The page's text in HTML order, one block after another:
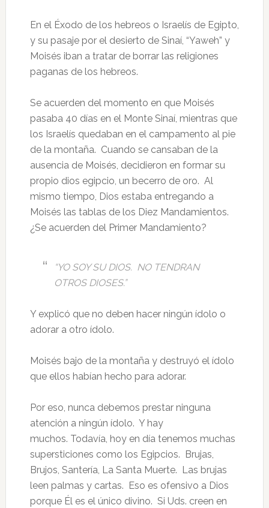
En el Éxodo de los hebreos o Israelís de Egipto,
y su pasaje por el desierto de Sinaí, “Yaweh” y
Moisés iban a tratar de borrar las religiones
paganas de los hebreos.
Se acuerden del momento en que Moisés
pasaba 40 días en el Monte Sinaí, mientras que
los Israelís quedaban en el campamento al pie
de la montaña. Cuando se cansaban de la
ausencia de Moisés, decidieron en formar su
propio dios egipcio, un becerro de oro. Al
mismo tiempo, Dios estaba entregando a
Moisés las tablas de los Diez Mandamientos.
¿Se acuerden del Primer Mandamiento?
“YO SOY SU DIOS. NO TENDRAN
OTROS DIOSES.”
Y explicó que no deben hacer ningún ídolo o
adorar a otro ídolo.
Moisés bajo de la montaña y destruyó el ídolo
que ellos habían hecho para adorar.
Por eso, nunca debemos prestar ninguna
atención a ningún ídolo. Y hay
muchos. Todavía, hoy en día tenemos muchas
supersticiones como los Egipcios. Brujas,
Brujos, Santería, La Santa Muerte. Las brujas
leen palmas y cartas. Eso es ofensivo a Dios
porque Él es el único divino. Si Uds. creen en